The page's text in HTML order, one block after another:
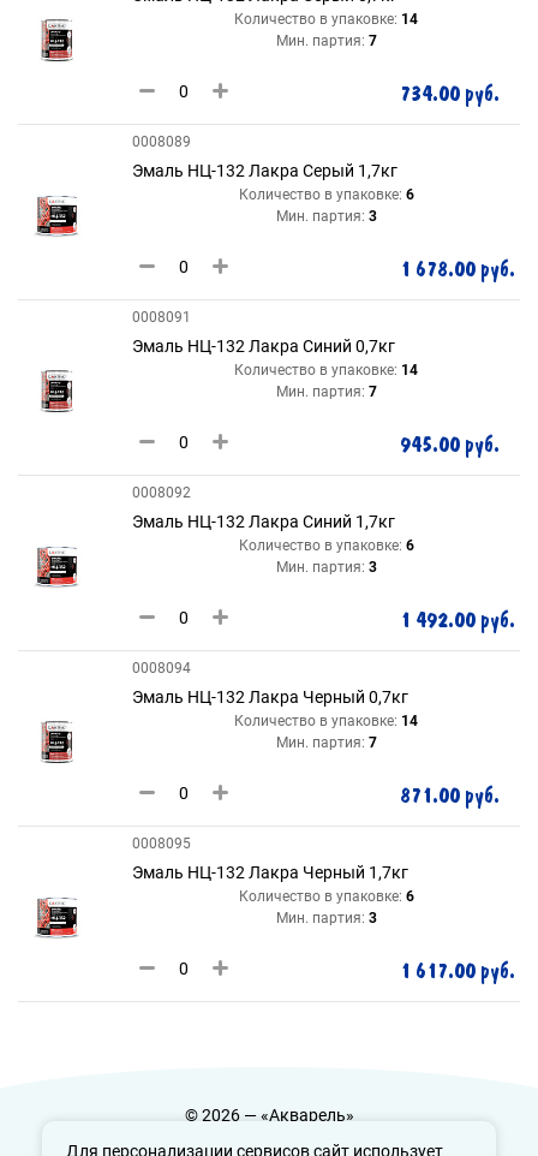
Для персонализации сервисов сайт использует
Количество в упаковке: 14
Мин. партия: 7
734.00 руб.
0008089
Эмаль НЦ-132 Лакра Серый 1,7кг
Количество в упаковке: 6
Мин. партия: 3
1 678.00 руб.
0008091
Эмаль НЦ-132 Лакра Синий 0,7кг
Количество в упаковке: 14
Мин. партия: 7
945.00 руб.
0008092
Эмаль НЦ-132 Лакра Синий 1,7кг
Количество в упаковке: 6
Мин. партия: 3
1 492.00 руб.
0008094
Эмаль НЦ-132 Лакра Черный 0,7кг
Количество в упаковке: 14
Мин. партия: 7
871.00 руб.
0008095
Эмаль НЦ-132 Лакра Черный 1,7кг
Количество в упаковке: 6
Мин. партия: 3
1 617.00 руб.
© 2026 — «Акварель»
Политика конфиденциальности